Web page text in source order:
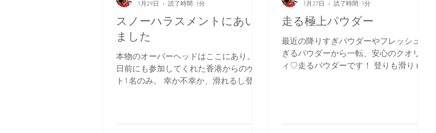
スノーハラスメントにあい
ました
本物のオーバーヘッドはここにあり。 2
日前にも参加してくれた香港からのゲス
ト1名のみ。 幸か不幸か、滑れるし登れ
1月29日
読了時間: 1分
走る極上パウダー
最近の降りすぎパウダーやフレッシュす
ぎるパウダーから一転、安心のクオリテ
ィ♡走るパウダーです！ 登りも滑りも
平和だといいのになぁ。 RINA
1月27日
読了時間: 1分